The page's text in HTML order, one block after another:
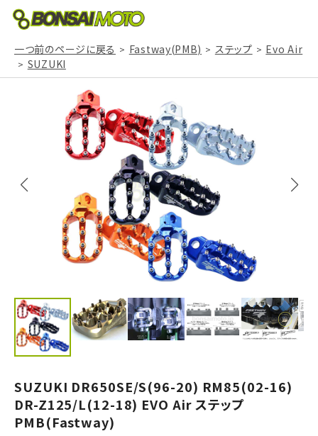
一つ前のページに戻る Fastway(PMB) ステップ
Evo Air
SUZUKI
SUZUKI DR650SE/S(96-20) RM85(02-16)
DR-Z125/L(12-18) EVO Air ステップ
PMB(Fastway)